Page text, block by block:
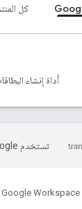
كل
أداة إنشاء
تستخدم Google تكنولوجيا الذكاء الاصطناعي لترجمة المحتوى إلى لغتك المفضّلة، وقد تتضمّن بعض الأخطاء.
Google Workspace